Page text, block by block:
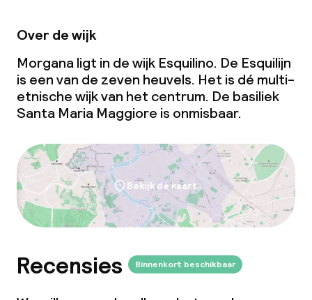
Over de wijk
Morgana ligt in de wijk Esquilino. De Esquilijn
is een van de zeven heuvels. Het is dé multi-
etnische wijk van het centrum. De basiliek
Santa Maria Maggiore is onmisbaar.
Bekijk de kaart
Recensies Binnenkort beschikbaar